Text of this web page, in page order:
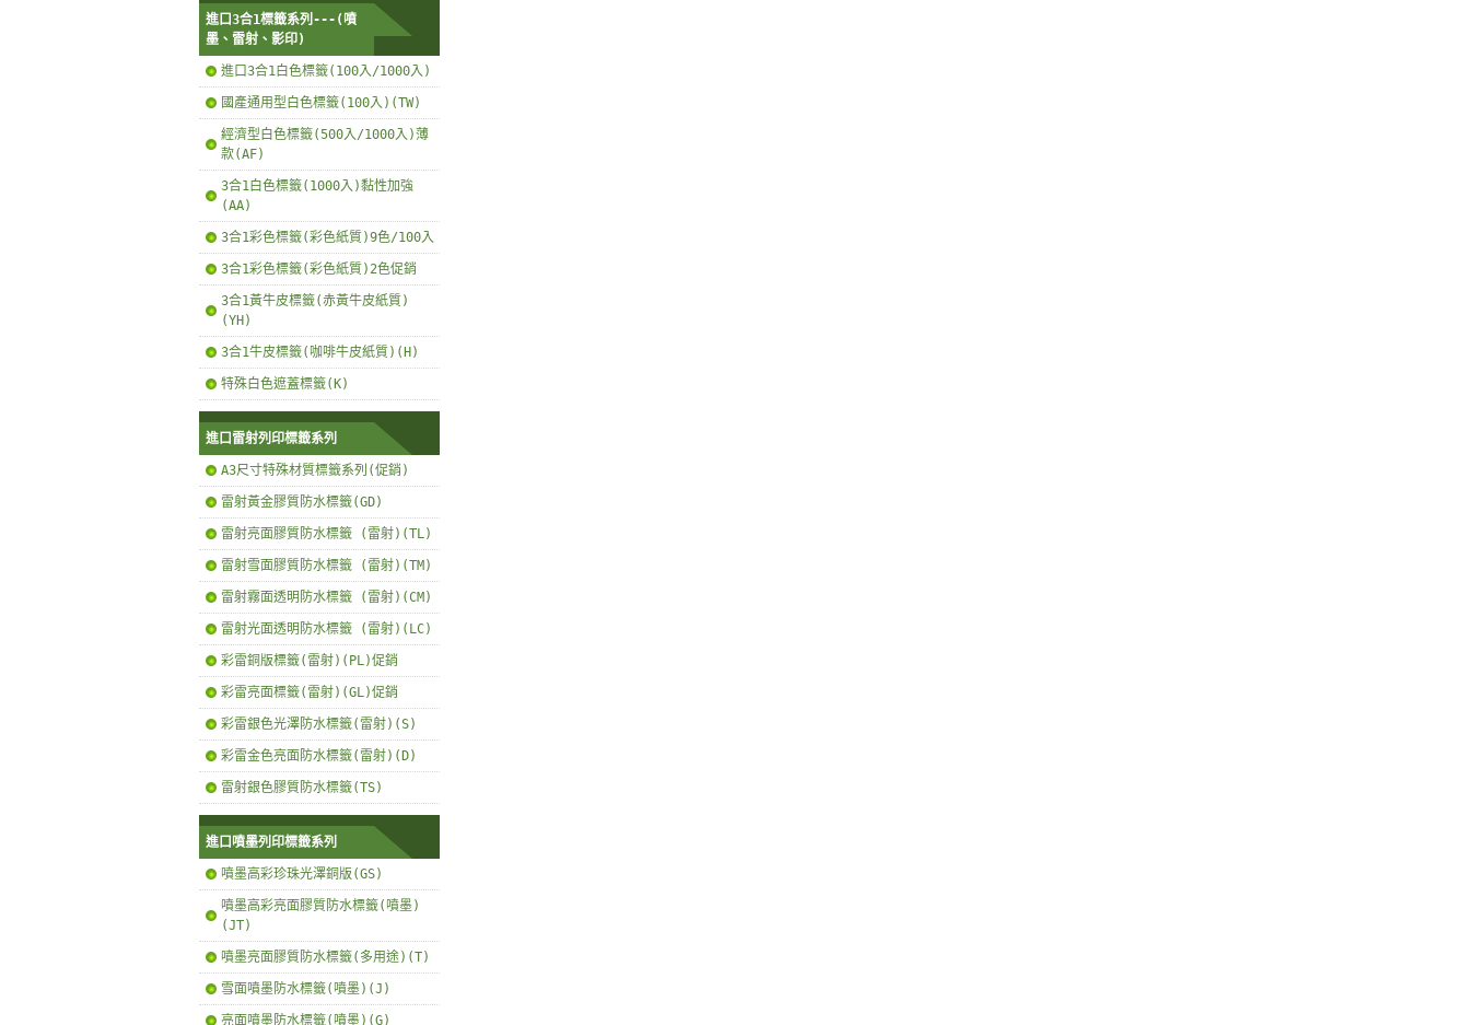
進口3合1標籤系列---(噴
墨、雷射、影印)
進口3合1白色標籤(100入/1000入)
國產通用型白色標籤(100入)(TW)
經濟型白色標籤(500入/1000入)薄
款(AF)
3合1白色標籤(1000入)黏性加強
(AA)
3合1彩色標籤(彩色紙質)9色/100入
3合1彩色標籤(彩色紙質)2色促銷
3合1黃牛皮標籤(赤黃牛皮紙質)
(YH)
3合1牛皮標籤(咖啡牛皮紙質)(H)
特殊白色遮蓋標籤(K)
進口雷射列印標籤系列
A3尺寸特殊材質標籤系列(促銷)
雷射黃金膠質防水標籤(GD)
雷射亮面膠質防水標籤 (雷射)(TL)
雷射雪面膠質防水標籤 (雷射)(TM)
雷射霧面透明防水標籤 (雷射)(CM)
雷射光面透明防水標籤 (雷射)(LC)
彩雷銅版標籤(雷射)(PL)促銷
彩雷亮面標籤(雷射)(GL)促銷
彩雷銀色光澤防水標籤(雷射)(S)
彩雷金色亮面防水標籤(雷射)(D)
雷射銀色膠質防水標籤(TS)
進口噴墨列印標籤系列
噴墨高彩珍珠光澤銅版(GS)
噴墨高彩亮面膠質防水標籤(噴墨)
(JT)
噴墨亮面膠質防水標籤(多用途)(T)
雪面噴墨防水標籤(噴墨)(J)
亮面噴墨防水標籤(噴墨)(G)